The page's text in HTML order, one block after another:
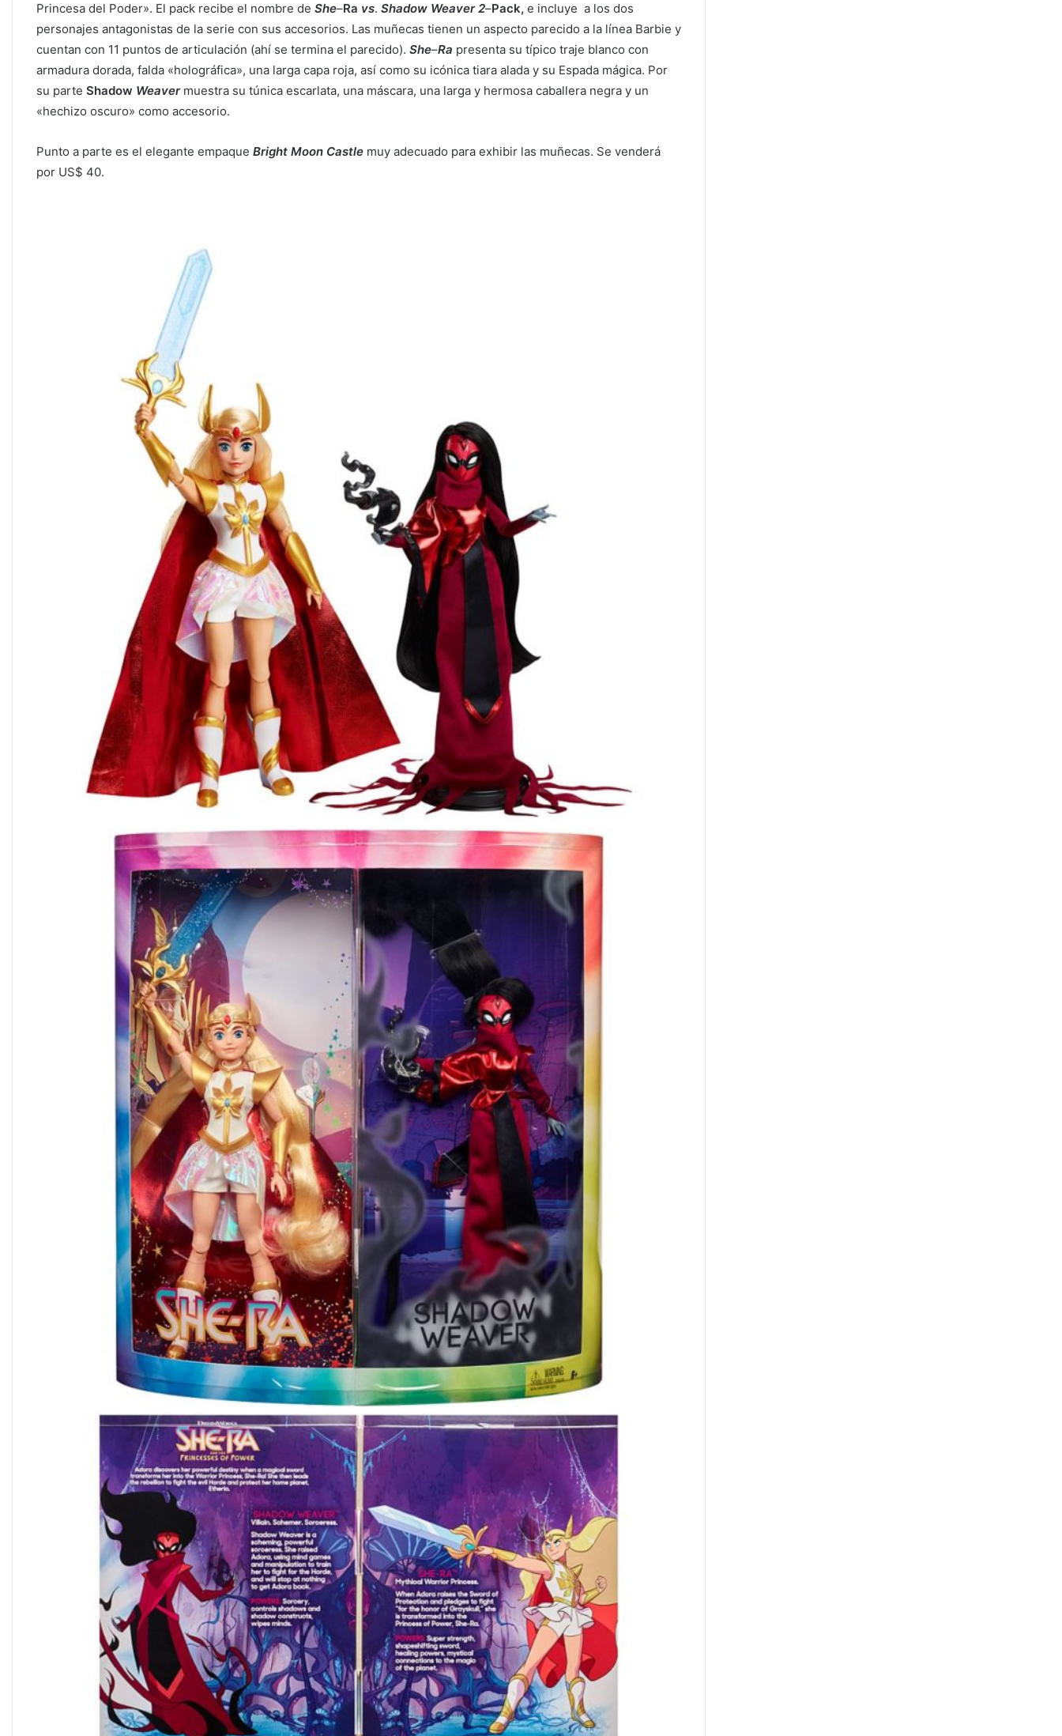
Princesa del Poder». El pack recibe el nombre de She–Ra vs. Shadow Weaver 2–Pack, e incluye a los dos
personajes antagonistas de la serie con sus accesorios. Las muñecas tienen un aspecto parecido a la línea Barbie y
cuentan con 11 puntos de articulación (ahí se termina el parecido). She–Ra presenta su típico traje blanco con
armadura dorada, falda «holográfica», una larga capa roja, así como su icónica tiara alada y su Espada mágica. Por
su parte Shadow Weavermuestra su túnica escarlata, una máscara, una larga y hermosa caballera negra y un
«hechizo oscuro» como accesorio.
Punto a parte es el elegante empaque Bright Moon Castle muy adecuado para exhibir las muñecas. Se venderá
por US$ 40.